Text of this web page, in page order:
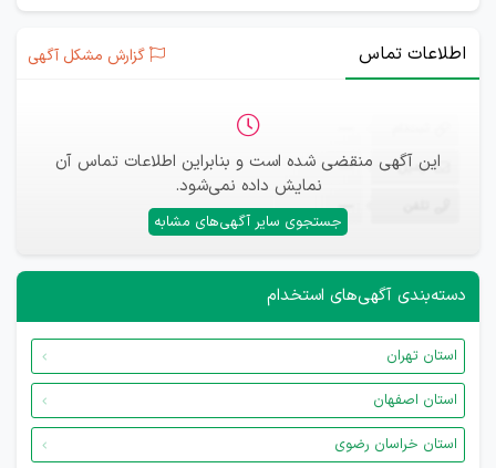
اطلاعات تماس گزارش مشکل آگهی
این آگهی منقضی شده است و بنابراین اطلاعات تماس آن
نمایش داده نمی‌شود.
جستجوی سایر آگهی‌های مشابه
ایمیل —
—
دسته‌بندی آگهی‌های استخدام
استان تهران
استان اصفهان
استان خراسان رضوی